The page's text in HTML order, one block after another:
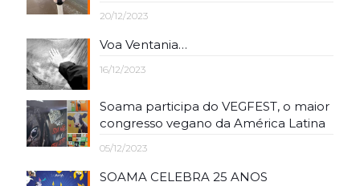
20/12/2023
Voa Ventania…
16/12/2023
Soama participa do VEGFEST, o maior
congresso vegano da América Latina
05/12/2023
SOAMA CELEBRA 25 ANOS